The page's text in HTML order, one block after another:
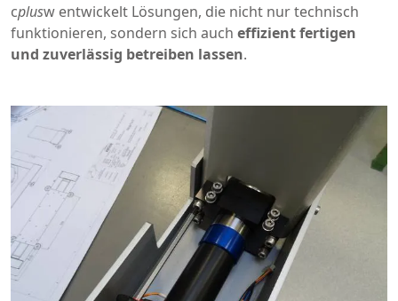
cplusw entwickelt Lösungen, die nicht nur technisch
funktionieren, sondern sich auch effizient fertigen
und zuverlässig betreiben lassen.